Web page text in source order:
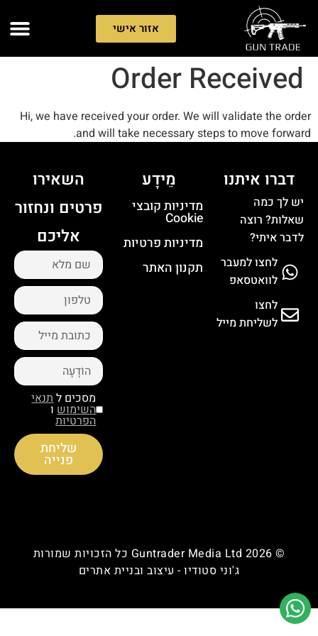
אזור אישי
Order Received
Hi, we have received your order. We will validate the order
and will take necessary steps to move forward.
השאירו
פרטים ונחזור
אליכם
מסכים לתנאי
השימושו
הפרטיות
שליחת
פנייה
מֵידָע
מדיניות קובצי
Cookie
מדיניות פרטיות
תקנון האתר
דברו איתנו
יש לך כמה
שאלות? רוצה
לדבר איתי?
לחצו למעבר
לוואטסאפ
לחצו
לשליחת מייל
© Guntrader Media Ltd 2026 כל הזכויות שמורות
ג'וני סטודיו - עיצוב ובניית אתרים